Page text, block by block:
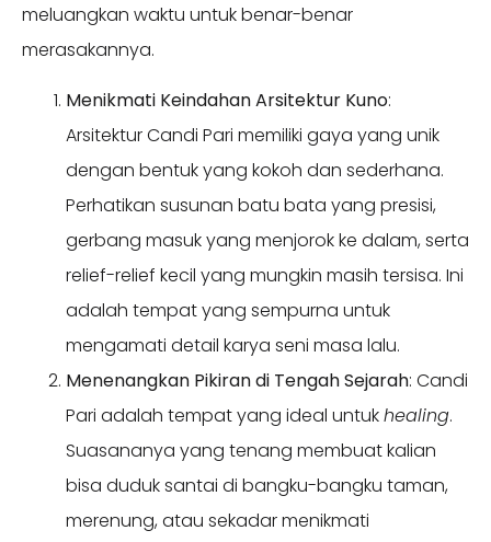
meluangkan waktu untuk benar-benar
merasakannya.
Menikmati Keindahan Arsitektur Kuno:
Arsitektur Candi Pari memiliki gaya yang unik
dengan bentuk yang kokoh dan sederhana.
Perhatikan susunan batu bata yang presisi,
gerbang masuk yang menjorok ke dalam, serta
relief-relief kecil yang mungkin masih tersisa. Ini
adalah tempat yang sempurna untuk
mengamati detail karya seni masa lalu.
Menenangkan Pikiran di Tengah Sejarah: Candi
Pari adalah tempat yang ideal untukhealing.
Suasananya yang tenang membuat kalian
bisa duduk santai di bangku-bangku taman,
merenung, atau sekadar menikmati